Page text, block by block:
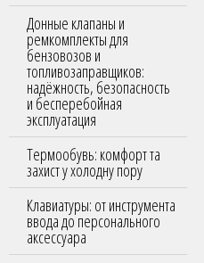
Донные клапаны и
ремкомплекты для
бензовозов и
топливозаправщиков:
надёжность, безопасность
и бесперебойная
эксплуатация
Термообувь: комфорт та
захист у холодну пору
Клавиатуры: от инструмента
ввода до персонального
аксессуара